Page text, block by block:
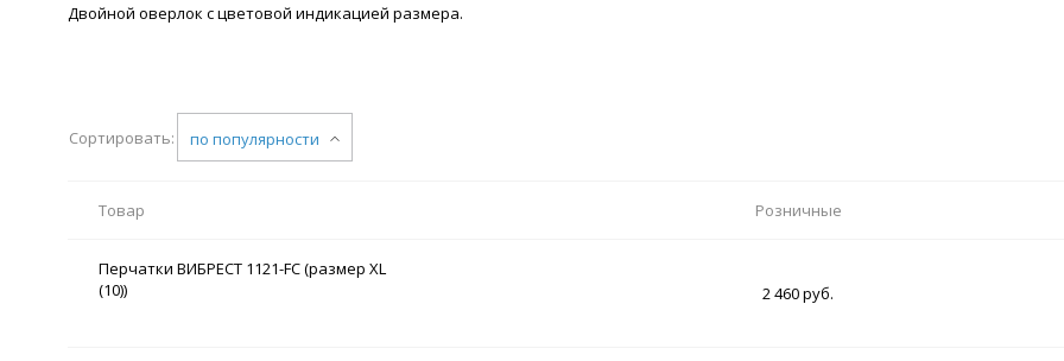
Двойной оверлок с цветовой индикацией размера.
Сортировать: по популярности
Товар Розничные
Перчатки ВИБРЕСТ 1121-FC (размер XL
(10))
2 460 руб.